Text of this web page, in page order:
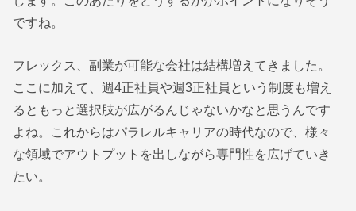
ですね。
フレックス、副業が可能な会社は結構増えてきました。
ここに加えて、週4正社員や週3正社員という制度も増え
るともっと選択肢が広がるんじゃないかなと思うんです
よね。これからはパラレルキャリアの時代なので、様々
な領域でアウトプットを出しながら専門性を広げていき
たい。